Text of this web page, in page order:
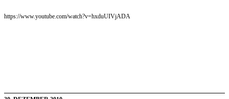
https://www.youtube.com/watch?v=hxduUIVjADA